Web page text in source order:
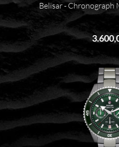
Belisar - Chronograph